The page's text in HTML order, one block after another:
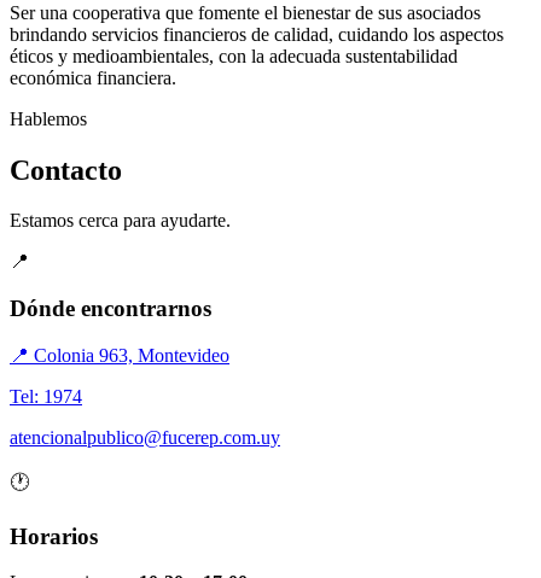
Ser una cooperativa que fomente el bienestar de sus asociados
brindando servicios financieros de calidad, cuidando los aspectos
éticos y medioambientales, con la adecuada sustentabilidad
económica financiera.
Hablemos
Contacto
Estamos cerca para ayudarte.
📍
Dónde encontrarnos
📍 Colonia 963, Montevideo
Tel: 1974
atencionalpublico@fucerep.com.uy
🕐
Horarios